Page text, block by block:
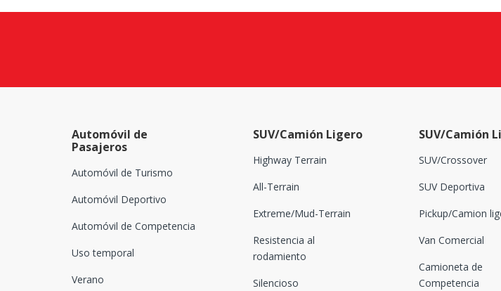
Automóvil de
Pasajeros
Automóvil de Turismo
Automóvil Deportivo
Automóvil de Competencia
Uso temporal
Verano
SUV/Camión Ligero
Highway Terrain
All-Terrain
Extreme/Mud-Terrain
Resistencia al
rodamiento
Silencioso
SUV/Camión
SUV/Crossover
SUV Deportiva
Pickup/Camion
Van Comercial
Camioneta de
Competencia